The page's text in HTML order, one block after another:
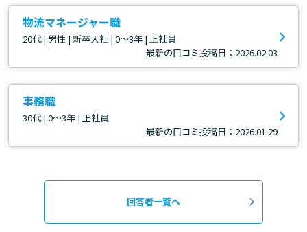
物流マネージャー職
20代 | 男性 | 新卒入社 | 0～3年 | 正社員
最新の口コミ投稿日：2026.02.03
事務職
30代 | 0～3年 | 正社員
最新の口コミ投稿日：2026.01.29
回答者一覧へ